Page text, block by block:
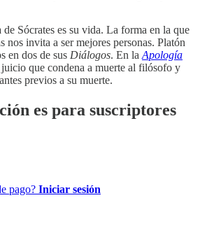
de Sócrates es su vida. La forma en la que
nos invita a ser mejores personas. Platón
en dos de sus Diálogos. En la Apología
que condena a muerte al filósofo y
previos a su muerte.
es para suscriptores
pago? Iniciar sesión